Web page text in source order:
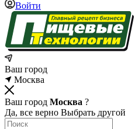
Войти
Ваш город
Москва
Ваш город Москва ?
Да, все верно Выбрать другой